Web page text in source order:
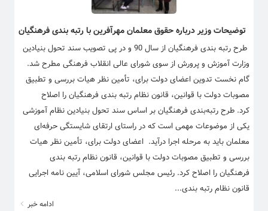
توضیحات وزیر درباره حقوق معلمان مهرآفرین با رتبه بندی فرهنگیان
​ ​طرح رتبه بندی فرهنگیان از سال 90 و در پی تصویب سند تحول بنیادین
وزارت آموزش و پرورش از سوی شورای عالی انقلاب فرهنگی مطرح شد.
گام نخست تدوین اعضای دولت برای، تأمین نظر هیات بررسی و تطبیق
مصوبات دولت با قوانین، قانون نظام رتبه بندی فرهنگیان را اصلاح
کرد. طرح رتبه‌بندی فرهنگیان بر اساس سند تحول بنیادین نظام آموزشی
یکی از موضوعات مهمی است که در راستای ارتقای شایستگی حرفه‌ای
معلمان باید به مرحله اجرا درآید. اعضای دولت برای، تأمین نظر هیات
بررسی و تطبیق مصوبات دولت با قوانین، قانون نظام رتبه بندی
فرهنگیان را اصلاح کرد. رئیس مجلس شورای اسلامی، آیین نامه اجرایی
قانون نظام رتبه بندی...
ادامه خبر